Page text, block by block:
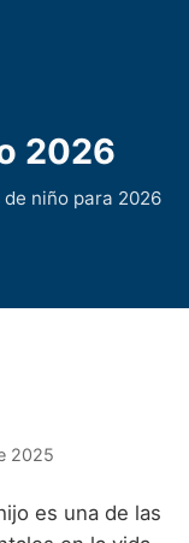
2026
niño para 2026
por D
2025
es una de las